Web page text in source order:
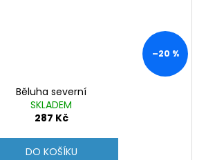
–20 %
Běluha severní
SKLADEM
287 Kč
DO KOŠÍKU